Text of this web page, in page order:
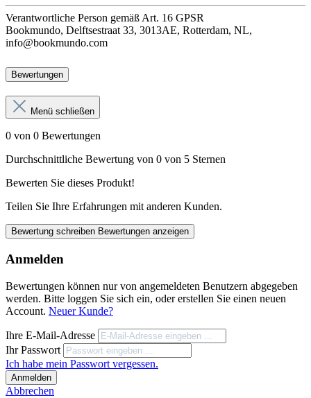
Verantwortliche Person gemäß Art. 16 GPSR
Bookmundo, Delftsestraat 33, 3013AE, Rotterdam, NL,
info@bookmundo.com
Bewertungen
Menü schließen
0 von 0 Bewertungen
Durchschnittliche Bewertung von 0 von 5 Sternen
Bewerten Sie dieses Produkt!
Teilen Sie Ihre Erfahrungen mit anderen Kunden.
Bewertung schreiben Bewertungen anzeigen
Anmelden
Bewertungen können nur von angemeldeten Benutzern abgegeben
werden. Bitte loggen Sie sich ein, oder erstellen Sie einen neuen
Account. Neuer Kunde?
Ihre E-Mail-Adresse
Ihr Passwort
Ich habe mein Passwort vergessen.
Anmelden
Abbrechen